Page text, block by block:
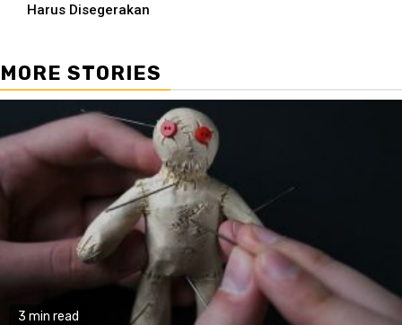
Harus Disegerakan
MORE STORIES
3 min read